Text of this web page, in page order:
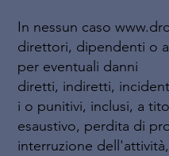
In nessun caso
direttori, dipendenti o
per eventuali danni
diretti, indiretti,
i o punitivi, inclusi, a
esaustivo, perdita di
interruzione